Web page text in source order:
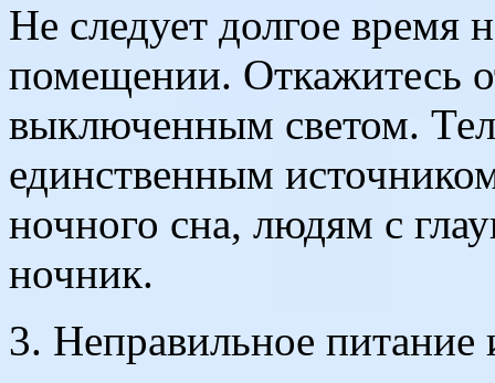
Не следует долгое время
помещении. Откажитесь
выключенным светом.
единственным
ночного сна, людям с
ночник.
3. Неправильное